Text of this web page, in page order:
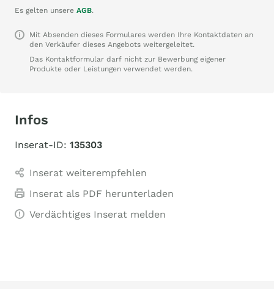
Es gelten unsere AGB.
Mit Absenden dieses Formulares werden Ihre Kontaktdaten an
den Verkäufer dieses Angebots weitergeleitet.
Das Kontaktformular darf nicht zur Bewerbung eigener
Produkte oder Leistungen verwendet werden.
Infos
Inserat-ID: 135303
Inserat weiterempfehlen
Inserat als PDF herunterladen
Verdächtiges Inserat melden